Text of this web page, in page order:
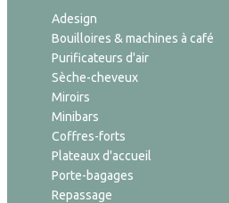
Adesign
Bouilloires & machines à café
Purificateurs d'air
Sèche-cheveux
Miroirs
Minibars
Coffres-forts
Plateaux d'accueil
Porte-bagages
Repassage